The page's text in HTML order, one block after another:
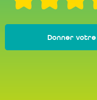
Donner votre